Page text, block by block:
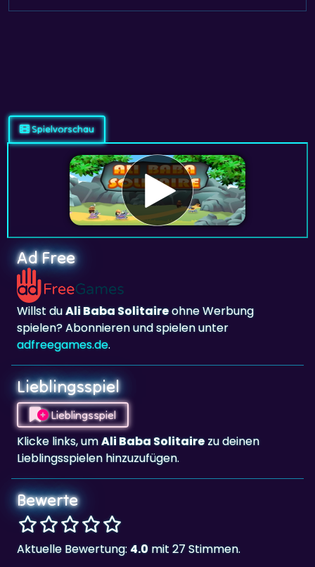
Ad Free
Willst duAli Baba Solitaire
spielen? Abonnieren und spielen unter
adfreegames.de.
Lieblingsspiel
Lieblingsspiel
Klicke links, umAli Baba Solitaire
Lieblingsspielen hinzuzufügen.
Bewerte
Aktuelle Bewertung:
Beliebtheit